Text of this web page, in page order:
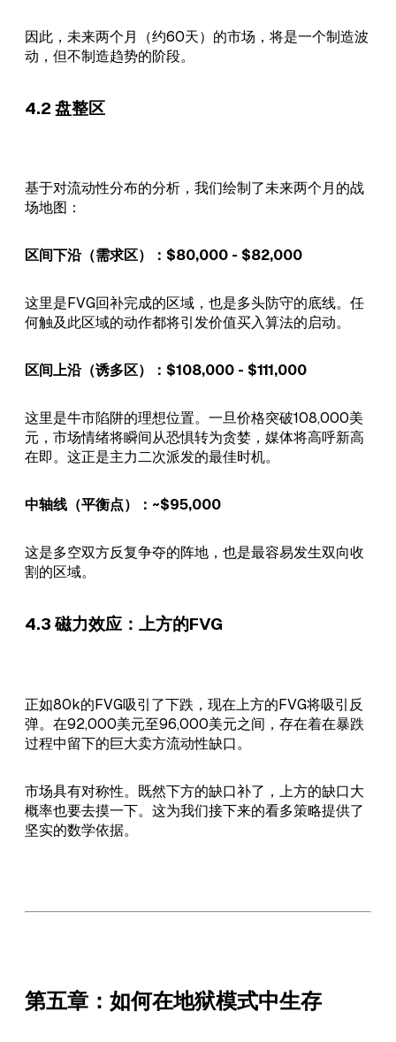
因此，未来两个月（约60天）的市场，将是一个制造波
动，但不制造趋势的阶段。
4.2 盘整区
基于对流动性分布的分析，我们绘制了未来两个月的战
场地图：
区间下沿（需求区）：$80,000 - $82,000
这里是FVG回补完成的区域，也是多头防守的底线。任
何触及此区域的动作都将引发价值买入算法的启动。
区间上沿（诱多区）：$108,000 - $111,000
这里是牛市陷阱的理想位置。一旦价格突破108,000美
元，市场情绪将瞬间从恐惧转为贪婪，媒体将高呼新高
在即。这正是主力二次派发的最佳时机。
中轴线（平衡点）：~$95,000
这是多空双方反复争夺的阵地，也是最容易发生双向收
割的区域。
4.3 磁力效应：上方的FVG
正如80k的FVG吸引了下跌，现在上方的FVG将吸引反
弹。在92,000美元至96,000美元之间，存在着在暴跌
过程中留下的巨大卖方流动性缺口。
市场具有对称性。既然下方的缺口补了，上方的缺口大
概率也要去摸一下。这为我们接下来的看多策略提供了
坚实的数学依据。
第五章：如何在地狱模式中生存